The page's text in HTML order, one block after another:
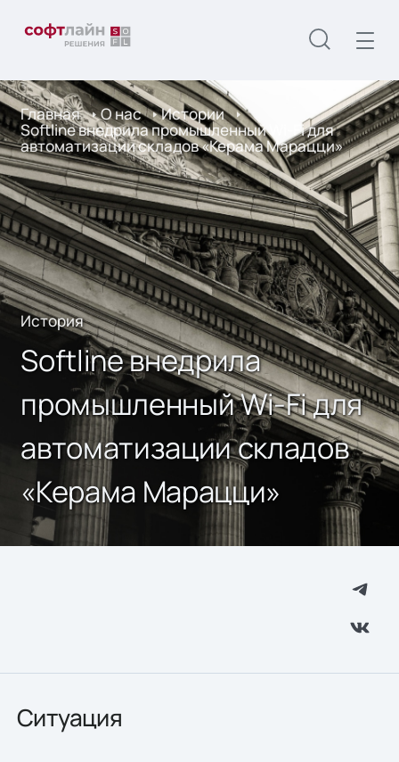
Главная О нас Истории
Softline внедрила промышленный Wi-Fi для
автоматизации складов «Керама Марацци»
История
Softline внедрила
промышленный Wi-Fi для
автоматизации складов
«Керама Марацци»
Ситуация